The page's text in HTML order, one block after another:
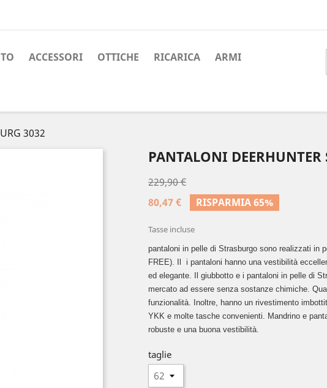
ACCESSORI OTTICHE RICARICA ARMI
3032
PANTALONI DEERHUNTER
229,90 €
80,47 €
RISPARMIA 65%
Tasse incluse
pantaloni in pelle di Strasburgo sono realizzati in
FREE). Il i pantaloni hanno una vestibilità
ed elegante. Il giubbotto e i pantaloni in pelle di
mercato ad essere senza sostanze chimiche.
funzionalità. Inoltre, hanno un rivestimento
YKK e molte tasche convenienti. Mandrino e
robuste e una buona vestibilità.
taglie